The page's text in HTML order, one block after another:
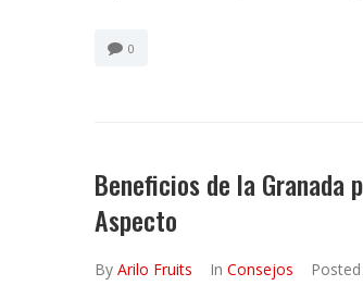
0
Beneficios de la Granada
Aspecto
By Arilo Fruits In Consejos Posted